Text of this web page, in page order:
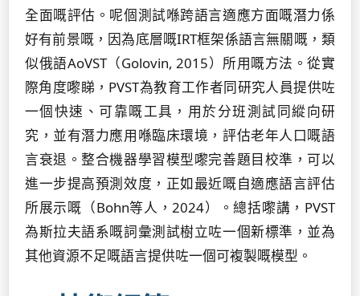
全面嘅評估。呢個測試喺跨語言適應方面嘅潛力係
好有前景嘅，因為底層嘅IRT框架係語言無關嘅，類
似俄語AoVST（Golovin, 2015）所用嘅方法。從實
際角度嚟睇，PVST為教育工作者同研究人員提供咗
一個快速、可靠嘅工具，用於分班測試同縱向研
究，並有潛力應用喺臨床環境，評估老年人口嘅語
言衰退。整合機器學習模型嚟完善題目校準，可以
進一步提高預測效度，正如最近嘅自適應語言評估
所展示嘅（Bohn等人，2024）。總括嚟講，PVST
為斯拉夫語系嘅詞彙測試樹立咗一個新標準，並為
其他資源不足嘅語言提供咗一個可複製嘅模型。